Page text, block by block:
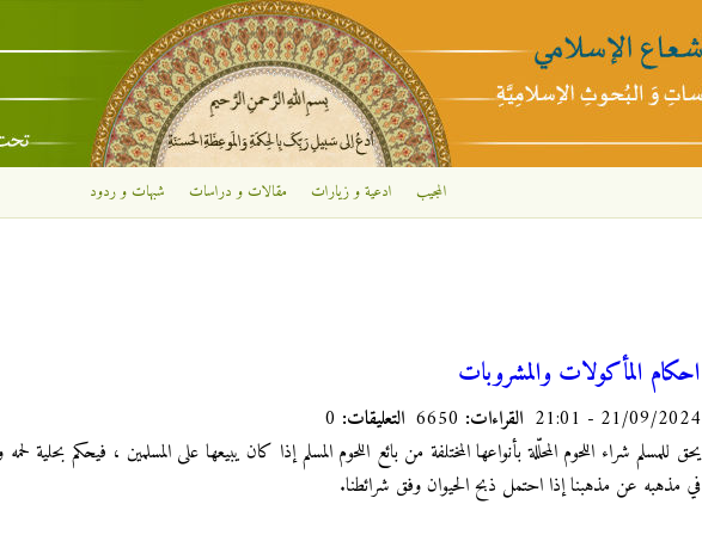
تجاوز إلى المحتوى الرئيسي
المجيب ادعية و زيارات مقالات و دراسات شبهات و ردود
احكام المأكولات والمشروبات
21/09/2024 - 21:01 القراءات: التعليقات:
يحق للمسلم شراء اللحوم المحلّلة بأنواعها المختلفة من بائع اللحوم المسلم إذا كان يبيعها على المسلمين ، فيحكم
في مذهبه عن مذهبنا إذا احتمل ذبح الحيوان وفق شرائطنا.